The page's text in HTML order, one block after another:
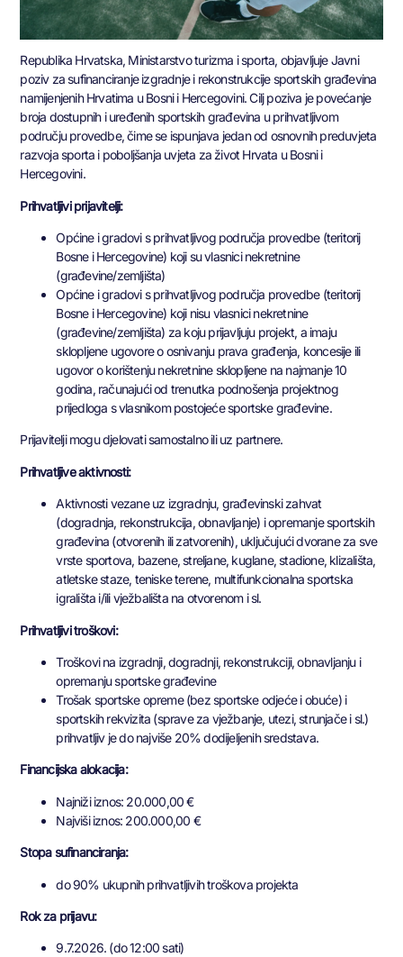
Republika Hrvatska, Ministarstvo turizma i sporta, objavljuje Javni
poziv za sufinanciranje izgradnje i rekonstrukcije sportskih građevina
namijenjenih Hrvatima u Bosni i Hercegovini. Cilj poziva je povećanje
broja dostupnih i uređenih sportskih građevina u prihvatljivom
području provedbe, čime se ispunjava jedan od osnovnih preduvjeta
razvoja sporta i poboljšanja uvjeta za život Hrvata u Bosni i
Hercegovini.
Prihvatljivi prijavitelji:
Općine i gradovi s prihvatljivog područja provedbe (teritorij
Bosne i Hercegovine) koji su vlasnici nekretnine
(građevine/zemljišta)
Općine i gradovi s prihvatljivog područja provedbe (teritorij
Bosne i Hercegovine) koji nisu vlasnici nekretnine
(građevine/zemljišta) za koju prijavljuju projekt, a imaju
sklopljene ugovore o osnivanju prava građenja, koncesije ili
ugovor o korištenju nekretnine sklopljene na najmanje 10
godina, računajući od trenutka podnošenja projektnog
prijedloga s vlasnikom postojeće sportske građevine.
Prijavitelji mogu djelovati samostalno ili uz partnere.
Prihvatljive aktivnosti:
Aktivnosti vezane uz izgradnju, građevinski zahvat
(dogradnja, rekonstrukcija, obnavljanje) i opremanje sportskih
građevina (otvorenih ili zatvorenih), uključujući dvorane za sve
vrste sportova, bazene, streljane, kuglane, stadione, klizališta,
atletske staze, teniske terene, multifunkcionalna sportska
igrališta i/ili vježbališta na otvorenom i sl.
Prihvatljivi troškovi:
Troškovi na izgradnji, dogradnji, rekonstrukciji, obnavljanju i
opremanju sportske građevine
Trošak sportske opreme (bez sportske odjeće i obuće) i
sportskih rekvizita (sprave za vježbanje, utezi, strunjače i sl.)
prihvatljiv je do najviše 20% dodijeljenih sredstava.
Financijska alokacija:
Najniži iznos: 20.000,00 €
Najviši iznos: 200.000,00 €
Stopa sufinanciranja:
do 90% ukupnih prihvatljivih troškova projekta
Rok za prijavu:
9.7.2026. (do 12:00 sati)